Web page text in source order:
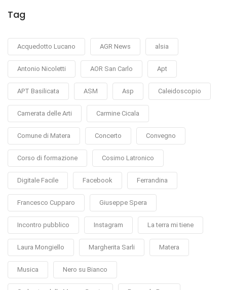
Tag
Acquedotto Lucano AGR News alsia
Antonio Nicoletti AOR San Carlo Apt
APT Basilicata ASM Asp Caleidoscopio
Camerata delle Arti Carmine Cicala
Comune di Matera Concerto Convegno
Corso di formazione Cosimo Latronico
Digitale Facile Facebook Ferrandina
Francesco Cupparo Giuseppe Spera
Incontro pubblico Instagram La terra mi tiene
Laura Mongiello Margherita Sarli Matera
Musica Nero su Bianco